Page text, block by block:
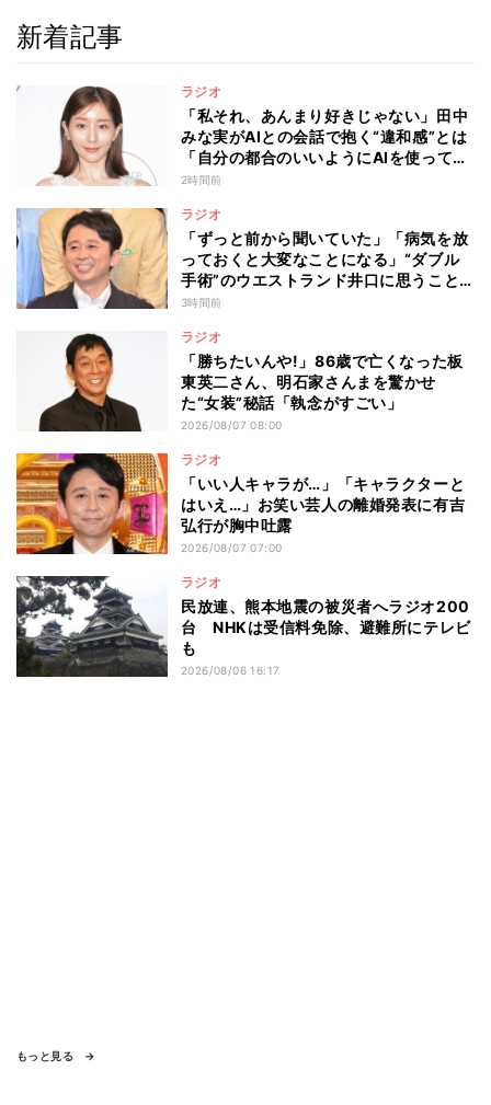
新着記事
ラジオ
「私それ、あんまり好きじゃない」田中
みな実がAIとの会話で抱く“違和感”とは
「自分の都合のいいようにAIを使ってる
人たちって…」
2時間前
ラジオ
「ずっと前から聞いていた」「病気を放
っておくと大変なことになる」“ダブル
手術”のウエストランド井口に思うこと…
有吉弘行が本音を明かした“仕事と病
3時間前
ラジオ
「勝ちたいんや!」86歳で亡くなった板
東英二さん、明石家さんまを驚かせ
た“女装”秘話「執念がすごい」
2026/08/07 08:00
ラジオ
「いい人キャラが…」「キャラクターと
はいえ…」お笑い芸人の離婚発表に有吉
弘行が胸中吐露
2026/08/07 07:00
ラジオ
民放連、熊本地震の被災者へラジオ200
台 NHKは受信料免除、避難所にテレビ
も
2026/08/06 16:17
もっと見る